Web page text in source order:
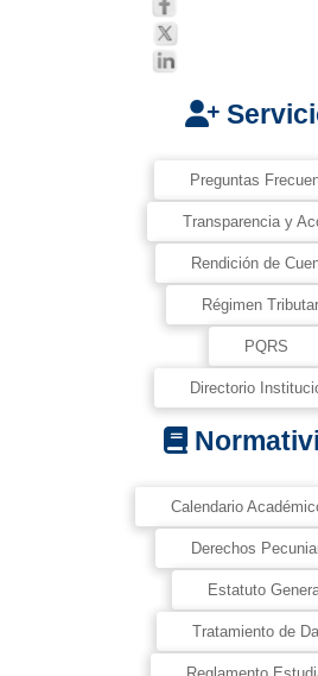
Preguntas
Transparencia y
Rendición de
Régimen
PQRS
Directorio
Calendario
Derechos
Estatuto
Tratamiento de